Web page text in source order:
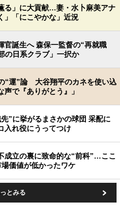
る」に大貢献…妻・水卜麻美アナ
」「にこやかな」近況
官誕生へ 森保一監督の“再就職
の日系クラブ」一択か
“運”論 大谷翔平のカネを使い込
声で『ありがとう』」
”に挙がるまさかの球団 采配に
入れ役にうってつけ
成立の裏に致命的な“前科”…ここ
価値が低かったワケ
とみる